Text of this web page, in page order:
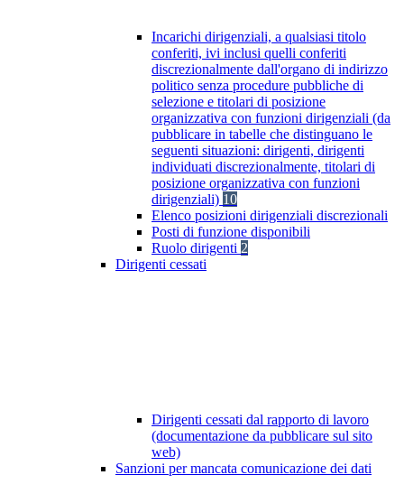
Incarichi dirigenziali, a qualsiasi titolo
conferiti, ivi inclusi quelli conferiti
discrezionalmente dall'organo di indirizzo
politico senza procedure pubbliche di
selezione e titolari di posizione
organizzativa con funzioni dirigenziali (da
pubblicare in tabelle che distinguano le
seguenti situazioni: dirigenti, dirigenti
individuati discrezionalmente, titolari di
posizione organizzativa con funzioni
dirigenziali) 10
Elenco posizioni dirigenziali discrezionali
Posti di funzione disponibili
Ruolo dirigenti 2
Dirigenti cessati
Dirigenti cessati dal rapporto di lavoro
(documentazione da pubblicare sul sito
web)
Sanzioni per mancata comunicazione dei dati